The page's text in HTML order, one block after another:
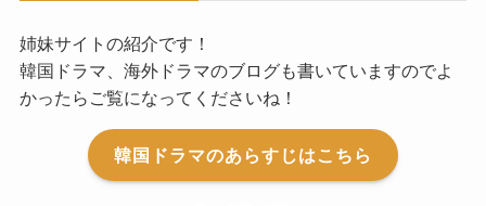
姉妹サイトの紹介です！
韓国ドラマ、海外ドラマのブログも書いていますのでよ
かったらご覧になってくださいね！
韓国ドラマのあらすじはこちら